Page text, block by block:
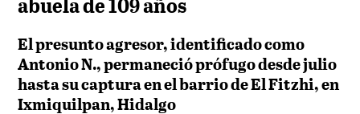
abuela de 109 años
El presunto agresor, identificado como
Antonio N., permaneció prófugo desde julio
hasta su captura en el barrio de El Fitzhi, en
Ixmiquilpan, Hidalgo